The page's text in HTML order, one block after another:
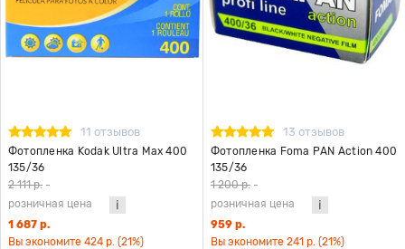
11 отзывов
Фотопленка Kodak Ultra Max 400
135/36
2 111 р. -
розничная цена
1 687 р.
Вы экономите 424 р. (21%)
13 отзывов
Фотопленка Foma PAN Action 400
135/36
1 200 р. -
розничная цена
959 р.
Вы экономите 241 р. (21%)